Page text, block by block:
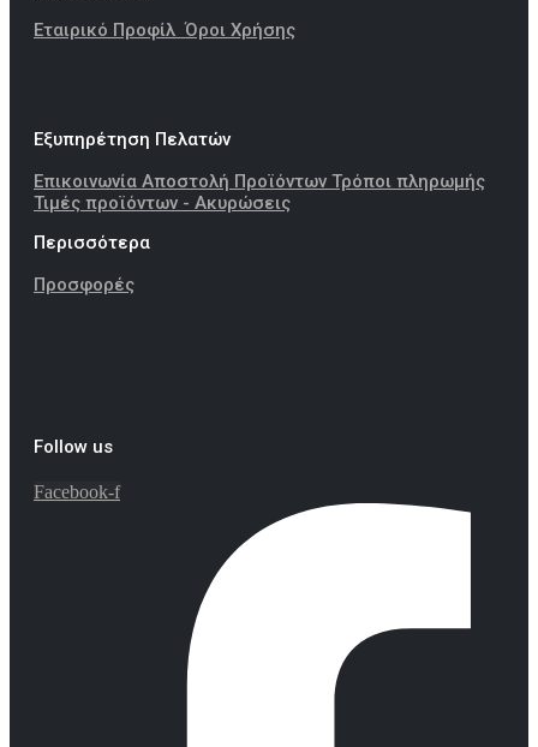
Εταιρικό ΠροφίλΌροι Χρήσης
Εξυπηρέτηση Πελατών
Επικοινωνία Αποστολή Προϊόντων Τρόποι πληρωμής
Τιμές προϊόντων - Ακυρώσεις
Περισσότερα
Προσφορές
Follow us
Facebook-f